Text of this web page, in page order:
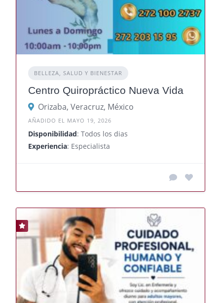
BELLEZA, SALUD Y BIENESTAR
Centro Quiropráctico Nueva Vida
Orizaba, Veracruz, México
AÑADIDO EL MAYO 19, 2026
Disponibilidad: Todos los dias
Experiencia: Especialista